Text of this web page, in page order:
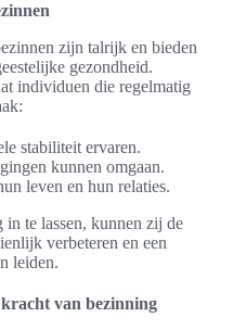
zijn talrijk en bieden
gezondheid.
individuen die regelmatig
stabiliteit ervaren.
kunnen omgaan.
leven en hun relaties.
te lassen, kunnen zij de
verbeteren en een
leiden.
van bezinning